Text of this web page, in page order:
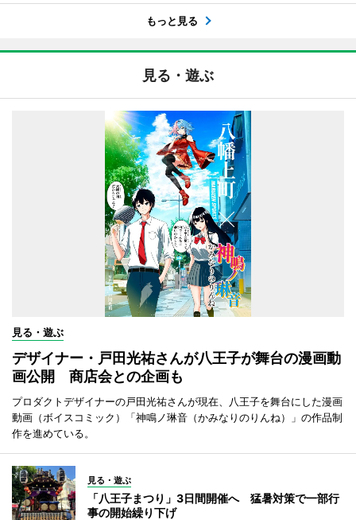
もっと見る
見る・遊ぶ
見る・遊ぶ
デザイナー・戸田光祐さんが八王子が舞台の漫画動
画公開 商店会との企画も
プロダクトデザイナーの戸田光祐さんが現在、八王子を舞台にした漫画
動画（ボイスコミック）「神鳴ノ琳音（かみなりのりんね）」の作品制
作を進めている。
見る・遊ぶ
「八王子まつり」3日間開催へ 猛暑対策で一部行
事の開始繰り下げ